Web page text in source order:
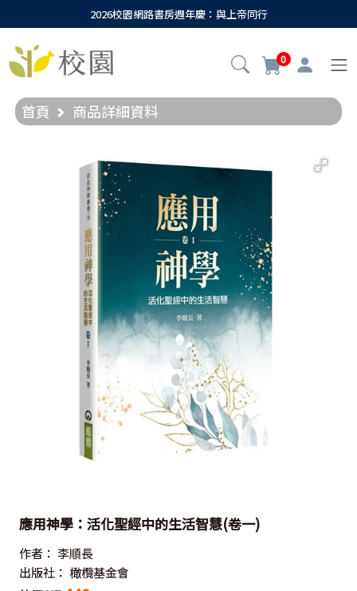
2026校園網路書房週年慶：與上帝同行
0
首頁 商品詳細資料
應用神學：活化聖經中的生活智慧(卷一)
作者： 李順長
出版社： 橄欖基金會